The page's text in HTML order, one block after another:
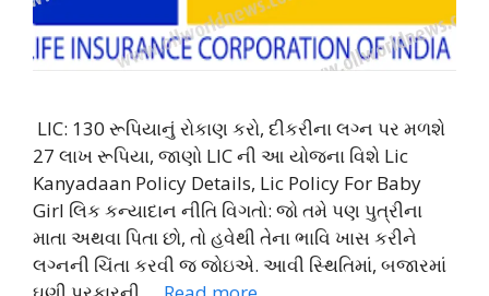
LIC: 130 રૂપિયાનું રોકાણ કરો, દીકરીના લગ્ન પર મળશે
27 લાખ રૂપિયા, જાણો LIC ની આ યોજના વિશે Lic
Kanyadaan Policy Details, Lic Policy For Baby
Girl લિક કન્યાદાન નીતિ વિગતો: જો તમે પણ પુત્રીના
માતા અથવા પિતા છો, તો હવેથી તેના ભાવિ ખાસ કરીને
લગ્નની ચિંતા કરવી જ જોઇએ. આવી સ્થિતિમાં, બજારમાં